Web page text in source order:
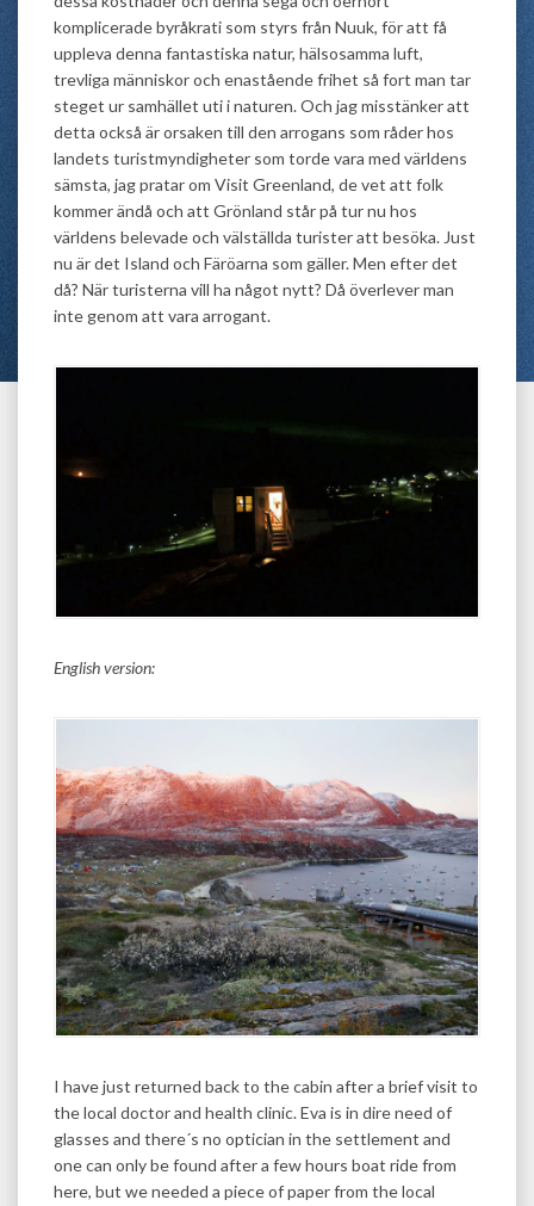
komplicerade byråkrati som styrs från Nuuk, för att få
uppleva denna fantastiska natur, hälsosamma luft,
trevliga människor och enastående frihet så fort man tar
steget ur samhället uti i naturen. Och jag misstänker att
detta också är orsaken till den arrogans som råder hos
landets turistmyndigheter som torde vara med världens
sämsta, jag pratar om Visit Greenland, de vet att folk
kommer ändå och att Grönland står på tur nu hos
världens belevade och välställda turister att besöka. Just
nu är det Island och Färöarna som gäller. Men efter det
då? När turisterna vill ha något nytt? Då överlever man
inte genom att vara arrogant.
English version:
I have just returned back to the cabin after a brief visit to
the local doctor and health clinic. Eva is in dire need of
glasses and there´s no optician in the settlement and
one can only be found after a few hours boat ride from
here, but we needed a piece of paper from the local